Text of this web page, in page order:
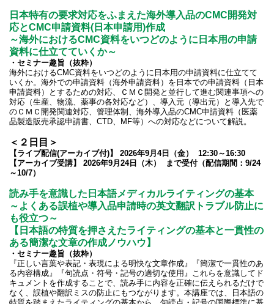
日本特有の要求対応をふまえた海外導入品のCMC開発対
応とCMC申請資料(日本申請用)作成
～海外におけるCMC資料をいつどのように日本用の申請
資料に仕立てていくか～
・セミナー趣旨（抜粋）
海外におけるCMC資料をいつどのように日本用の申請資料に仕立てて
いくか。海外での申請資料（海外申請資料）を日本での申請資料（日本
申請資料）とするための対応、ＣＭＣ開発と並行して進む関連事項への
対応（生産、物流、薬事の各対応など）、導入元（導出元）と導入先で
のＣＭＣ開発関連対応、管理体制、海外導入品のCMC申請資料（医薬
品製造販売承認申請書、CTD、MF等）への対応などについて解説。
＜２日目＞
【ライブ配信(アーカイブ付)】 2026年9月4日（金） 12:30～16:30
【アーカイブ受講】 2026年9月24日（木） まで受付（配信期間：9/24
～10/7）
読み手を意識した日本語メディカルライティングの基本
～よくある誤植や導入品申請時の英文翻訳トラブル防止に
も役立つ～
【日本語の特質を押さえたライティングの基本と一貫性の
ある簡潔な文章の作成ノウハウ】
・セミナー趣旨（抜粋）
『正しい言葉や表記・表現による明快な文章作成』『簡潔で一貫性のあ
る内容構成』『句読点・符号・記号の適切な使用』これらを意識してド
キュメントを作成することで、読み手に内容を正確に伝えられるだけで
なく、誤植や翻訳ミスの防止にもつながります。本講座では、日本語の